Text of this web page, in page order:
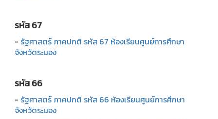
รหัส 67
- รัฐศาสตร์ ภาคปกติ รหัส 67 ห้องเรียนศูนย์การศึกษา
จังหวัดระนอง
รหัส 66
- รัฐศาสตร์ ภาคปกติ รหัส 66 ห้องเรียนศูนย์การศึกษา
จังหวัดระนอง